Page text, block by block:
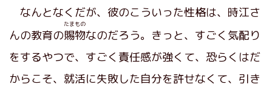
なんとなくだが、彼のこういった性格は、時江さ
んの教育の賜物
たまもの
なのだろう。きっと、すごく気配り
をするやつで、すごく責任感が強くて、恐らくはだ
からこそ、就活に失敗した自分を許せなくて、引き